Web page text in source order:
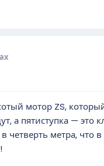
мотор ZS,
пятиступка — это
метра, что